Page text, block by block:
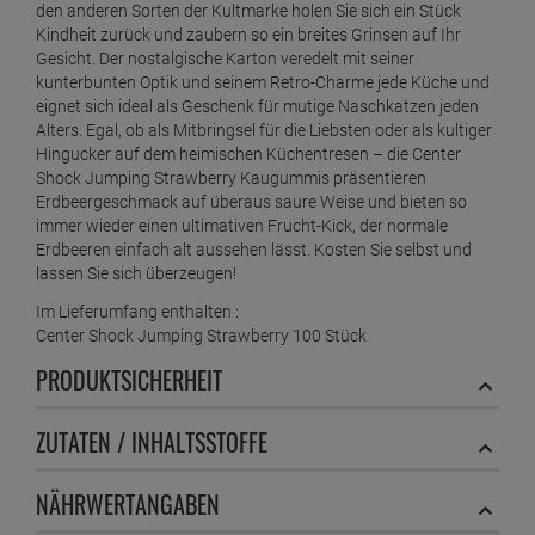
den anderen Sorten der Kultmarke holen Sie sich ein Stück
Kindheit zurück und zaubern so ein breites Grinsen auf Ihr
Gesicht. Der nostalgische Karton veredelt mit seiner
kunterbunten Optik und seinem Retro-Charme jede Küche und
eignet sich ideal als Geschenk für mutige Naschkatzen jeden
Alters. Egal, ob als Mitbringsel für die Liebsten oder als kultiger
Hingucker auf dem heimischen Küchentresen – die Center
Shock Jumping Strawberry Kaugummis präsentieren
Erdbeergeschmack auf überaus saure Weise und bieten so
immer wieder einen ultimativen Frucht-Kick, der normale
Erdbeeren einfach alt aussehen lässt. Kosten Sie selbst und
lassen Sie sich überzeugen!
Im Lieferumfang enthalten :
Center Shock Jumping Strawberry 100 Stück
PRODUKTSICHERHEIT
ZUTATEN / INHALTSSTOFFE
NÄHRWERTANGABEN